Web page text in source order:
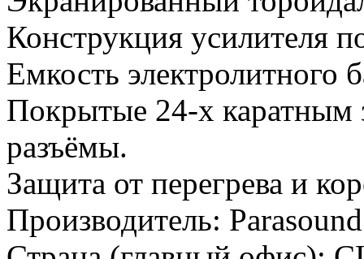
Конструкция усилителя
Емкость электролитного
Покрытые 24-х каратным
разъёмы.
Защита от перегрева и
Производитель: Parasound